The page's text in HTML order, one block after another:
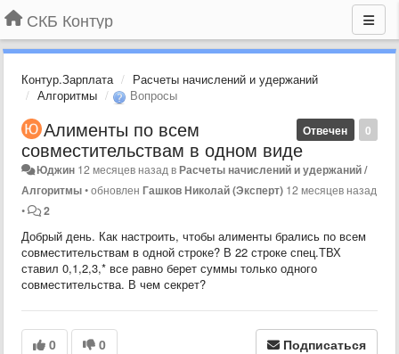
СКБ Контур
Контур.Зарплата
Расчеты начислений и удержаний
Алгоритмы
Вопросы
0
Отвечен
Алименты по всем
совместительствам в одном виде
Юджин 12 месяцев назад вРасчеты начислений и удержаний /
Алгоритмы•обновлен Гашков Николай (Эксперт) 12 месяцев назад
•
2
Добрый день. Как настроить, чтобы алименты брались по всем
совместительствам в одной строке? В 22 строке спец.ТВХ
ставил 0,1,2,3,* все равно берет суммы только одного
совместительства. В чем секрет?
0 0 Подписаться